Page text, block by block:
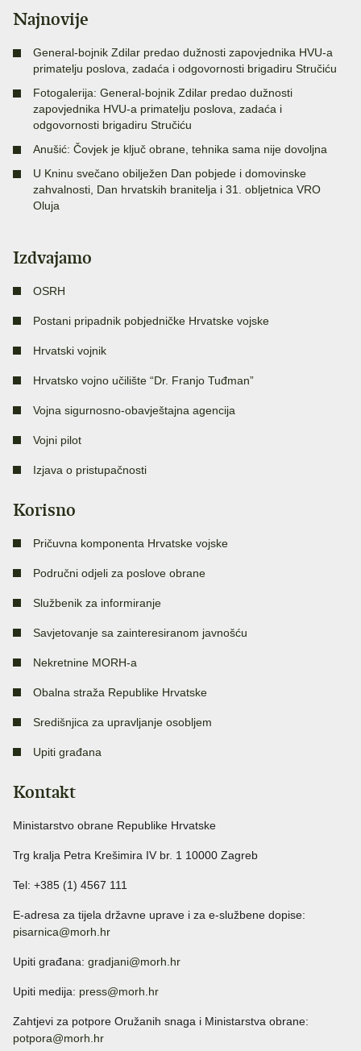
Najnovije
General-bojnik Zdilar predao dužnosti zapovjednika HVU-a
primatelju poslova, zadaća i odgovornosti brigadiru Stručiću
Fotogalerija: General-bojnik Zdilar predao dužnosti
zapovjednika HVU-a primatelju poslova, zadaća i
odgovornosti brigadiru Stručiću
Anušić: Čovjek je ključ obrane, tehnika sama nije dovoljna
U Kninu svečano obilježen Dan pobjede i domovinske
zahvalnosti, Dan hrvatskih branitelja i 31. obljetnica VRO
Oluja
Izdvajamo
OSRH
Postani pripadnik pobjedničke Hrvatske vojske
Hrvatski vojnik
Hrvatsko vojno učilište “Dr. Franjo Tuđman”
Vojna sigurnosno-obavještajna agencija
Vojni pilot
Izjava o pristupačnosti
Korisno
Pričuvna komponenta Hrvatske vojske
Područni odjeli za poslove obrane
Službenik za informiranje
Savjetovanje sa zainteresiranom javnošću
Nekretnine MORH-a
Obalna straža Republike Hrvatske
Središnjica za upravljanje osobljem
Upiti građana
Kontakt
Ministarstvo obrane Republike Hrvatske
Trg kralja Petra Krešimira IV br. 1 10000 Zagreb
Tel: +385 (1) 4567 111
E-adresa za tijela državne uprave i za e-službene dopise:
pisarnica@morh.hr
Upiti građana: gradjani@morh.hr
Upiti medija: press@morh.hr
Zahtjevi za potpore Oružanih snaga i Ministarstva obrane:
potpora@morh.hr